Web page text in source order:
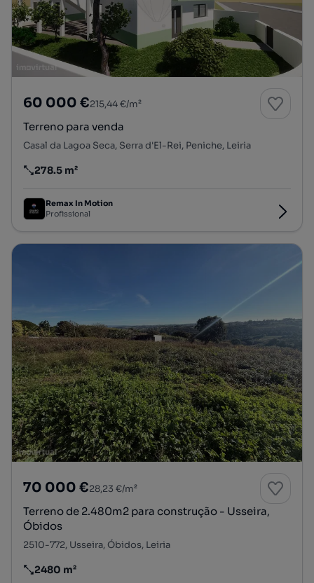
60 000 €215,44 €/m²
Terreno para venda
Casal da Lagoa Seca, Serra d'El-Rei, Peniche, Leiria
Preço por metro quadrado
278.5 m²
Remax In Motion
Profissional
70 000 €28,23 €/m²
Terreno de 2.480m2 para construção - Usseira,
Óbidos
2510-772, Usseira, Óbidos, Leiria
Preço por metro quadrado
2480 m²